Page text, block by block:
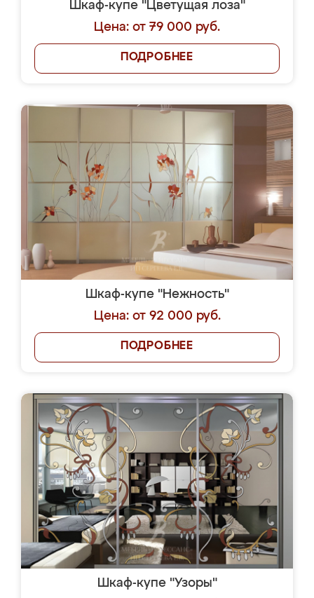
Шкаф-купе "Цветущая лоза"
Цена: от 79 000 руб.
ПОДРОБНЕЕ
Шкаф-купе "Нежность"
Цена: от 92 000 руб.
ПОДРОБНЕЕ
Шкаф-купе "Узоры"